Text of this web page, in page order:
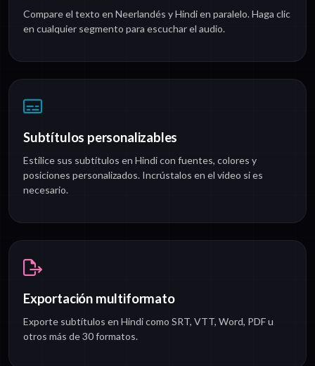
Compare el texto en Neerlandés y Hindi en paralelo. Haga clic
en cualquier segmento para escuchar el audio.
Subtítulos personalizables
Estilice sus subtítulos en Hindi con fuentes, colores y
posiciones personalizados. Incrústalos en el video si es
necesario.
Exportación multiformato
Exporte subtítulos en Hindi como SRT, VTT, Word, PDF u
otros más de 30 formatos.